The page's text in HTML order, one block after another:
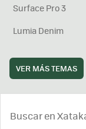
Surface Pro 3
Lumia Denim
VER MÁS TEMAS